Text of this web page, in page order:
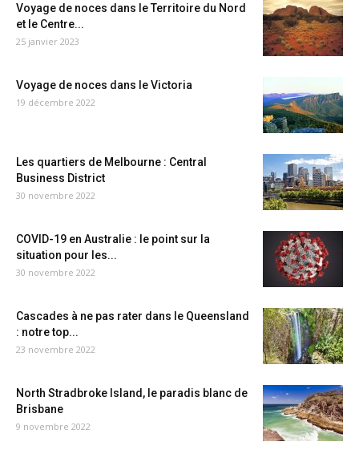
Voyage de noces dans le Territoire du Nord
et le Centre...
25 janvier 2023
Voyage de noces dans le Victoria
19 décembre 2022
Les quartiers de Melbourne : Central
Business District
30 novembre 2022
COVID-19 en Australie : le point sur la
situation pour les...
30 novembre 2022
Cascades à ne pas rater dans le Queensland
: notre top...
23 novembre 2022
North Stradbroke Island, le paradis blanc de
Brisbane
9 novembre 2022